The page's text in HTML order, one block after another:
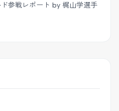
参戦レポート by 梶山学選手